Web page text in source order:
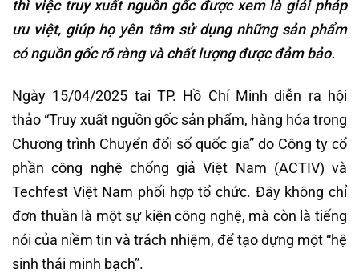
thì việc truy xuất nguồn gốc được xem là giải pháp
ưu việt, giúp họ yên tâm sử dụng những sản phẩm
có nguồn gốc rõ ràng và chất lượng được đảm bảo.
Ngày 15/04/2025 tại TP. Hồ Chí Minh diễn ra hội
thảo “Truy xuất nguồn gốc sản phẩm, hàng hóa trong
Chương trình Chuyển đổi số quốc gia” do Công ty cổ
phần công nghệ chống giả Việt Nam (ACTIV) và
Techfest Việt Nam phối hợp tổ chức. Đây không chỉ
đơn thuần là một sự kiện công nghệ, mà còn là tiếng
nói của niềm tin và trách nhiệm, để tạo dựng một “hệ
sinh thái minh bạch”.